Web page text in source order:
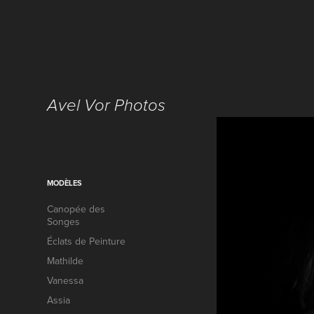
Avel Vor Photos
MODÈLES
Canopée des
Songes
Éclats de Peinture
Mathilde
Vanessa
Assia